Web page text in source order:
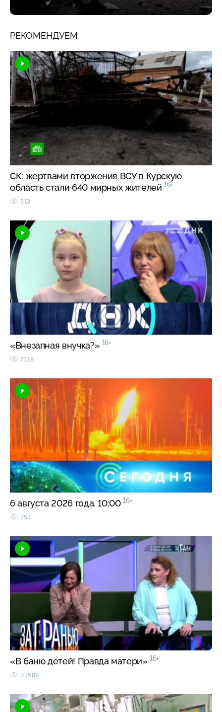
РЕКОМЕНДУЕМ
СК: жертвами вторжения ВСУ в Курскую
область стали 640 мирных жителей 16+
513
«Внезапная внучка?» 16+
7138
6 августа 2026 года. 10:00 16+
753
«В баню детей! Правда матери» 16+
33589